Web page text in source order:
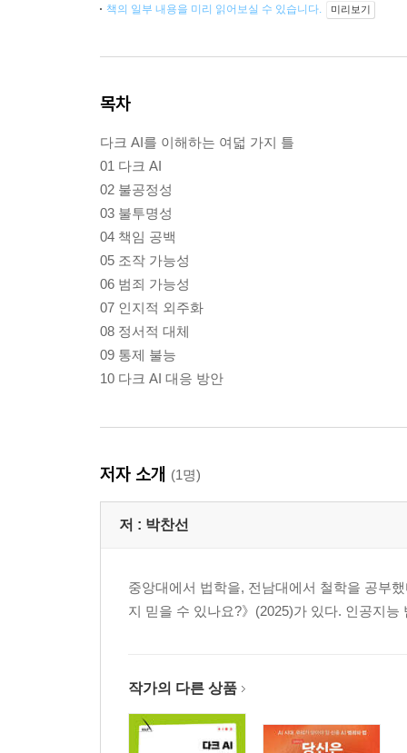
책의 일부 내용을 미리 읽어보실 수 있습니다. 미리보기
목차
다크 AI를 이해하는 여덟 가지 틀
01 다크 AI
02 불공정성
03 불투명성
04 책임 공백
05 조작 가능성
06 범죄 가능성
07 인지적 외주화
08 정서적 대체
09 통제 불능
10 다크 AI 대응 방안
저자 소개 (1명)
저 : 박찬선
중앙대에서 법학을, 전남대에서 철학을 공부
지 믿을 수 있나요?》(2025)가 있다. 인공지
작가의 다른 상품